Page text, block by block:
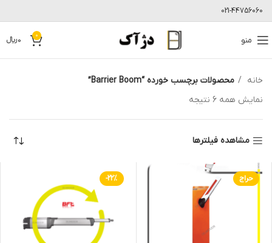
021-44756060
منو 0
0﷼
خانه
محصولات برچسب خورده “Barrier Boom”
نمایش همه 6 نتیجه
مشاهده فیلترها
حراج -22%